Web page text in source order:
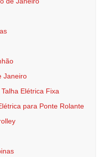
Janeiro
Talha Elétrica Fixa
para Ponte Rolante